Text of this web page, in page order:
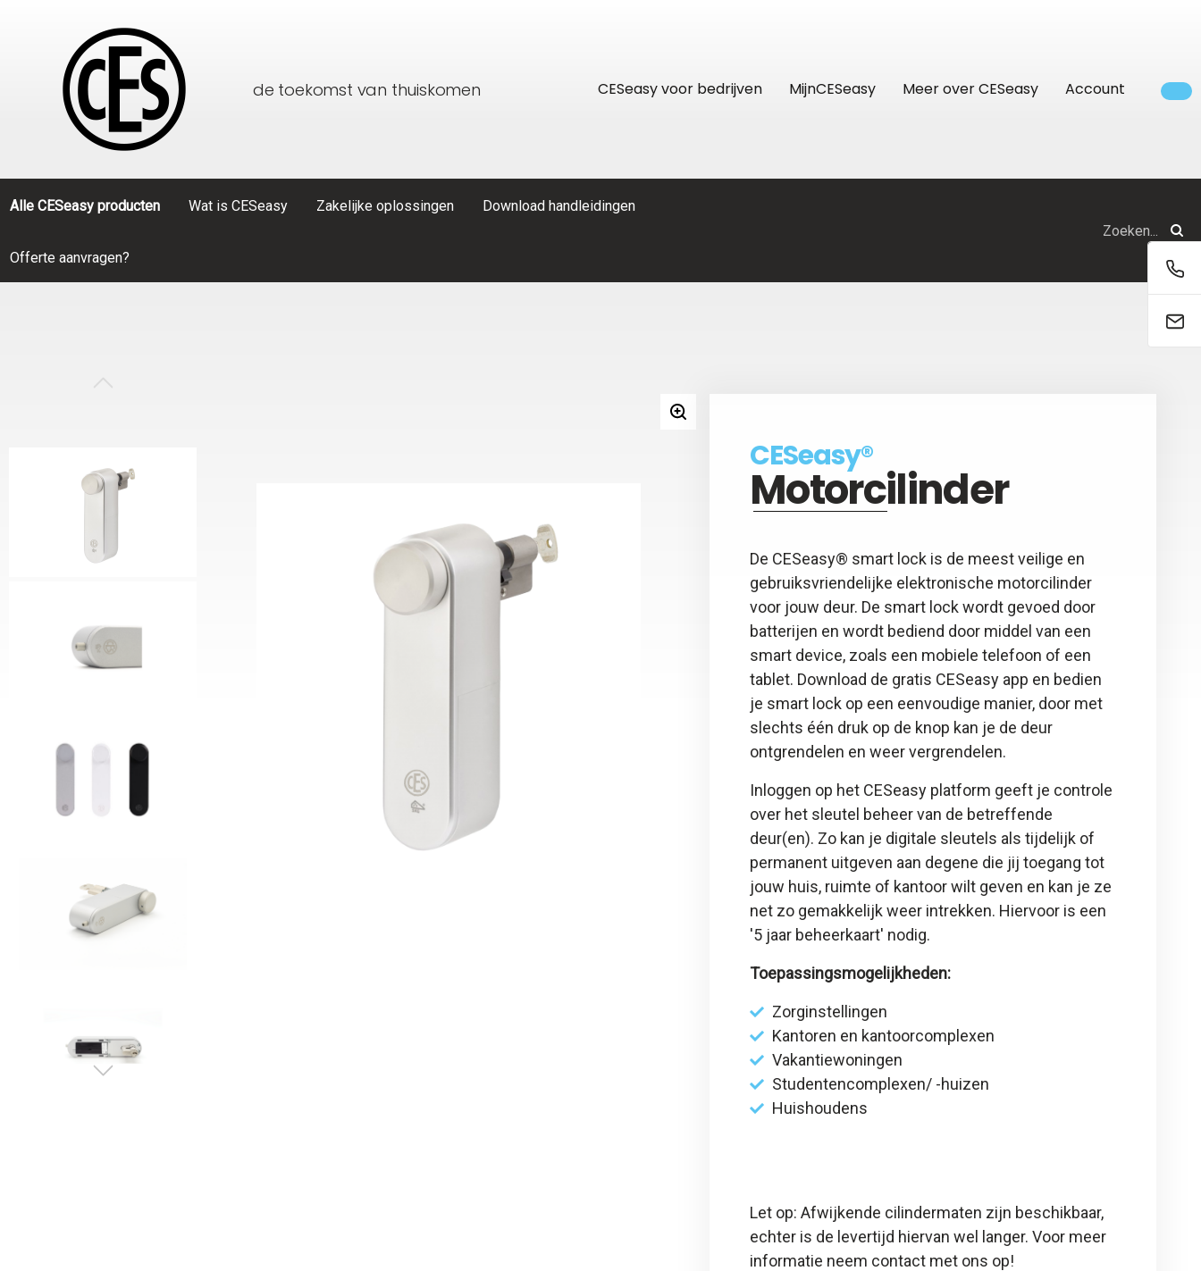
de toekomst van thuiskomen CESeasy voor bedrijven MijnCESeasy Meer over CESeasy Account
Alle CESeasy producten Wat is CESeasy Zakelijke oplossingen Download handleidingen
Offerte aanvragen?
Communicatiemodule
CESeasy®
Motorcilinder
De CESeasy® smart lock is de meest veilige en
gebruiksvriendelijke elektronische motorcilinder
voor jouw deur. De smart lock wordt gevoed door
batterijen en wordt bediend door middel van een
smart device, zoals een mobiele telefoon of een
tablet. Download de gratis CESeasy app en bedien
je smart lock op een eenvoudige manier, door met
slechts één druk op de knop kan je de deur
ontgrendelen en weer vergrendelen.
Inloggen op het CESeasy platform geeft je controle
over het sleutel beheer van de betreffende
deur(en). Zo kan je digitale sleutels als tijdelijk of
permanent uitgeven aan degene die jij toegang tot
jouw huis, ruimte of kantoor wilt geven en kan je ze
net zo gemakkelijk weer intrekken. Hiervoor is een
'5 jaar beheerkaart' nodig.
Toepassingsmogelijkheden:
Zorginstellingen
Kantoren en kantoorcomplexen
Vakantiewoningen
Studentencomplexen/ -huizen
Huishoudens
Let op: Afwijkende cilindermaten zijn beschikbaar,
echter is de levertijd hiervan wel langer. Voor meer
informatie neem contact met ons op!